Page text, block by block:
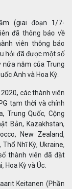
(giai đoạn 1/7-
đã thông báo về
viên thông báo
hỏi đã được một số
nửa năm của Trung
Anh và Hoa Kỳ.
các thành viên
tạm thời và chính
Trung Quốc, Cộng
Bản, Kazakhstan,
New Zealand,
Nhĩ Kỳ, Ukraine,
thành viên đã đặt
Hoa Kỳ và Úc.
Keitanen (Phần